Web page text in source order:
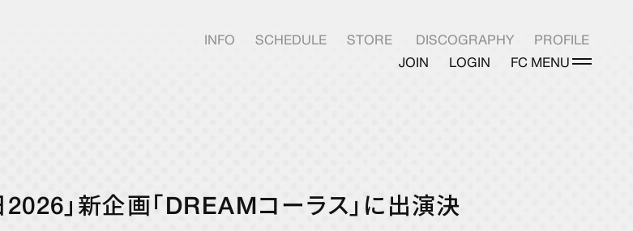
INFO SCHEDULE STORE DISCOGRAPHY
PROFILE
JOIN
LOGIN FC MENU
JOIN
LOGIN
」新企画「DREAMコーラス」に出演決